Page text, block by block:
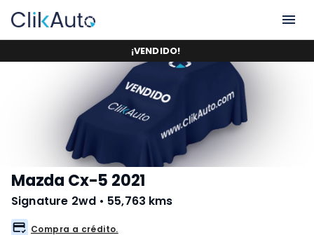
¡VENDIDO!
Mazda Cx-5 2021
Signature 2wd • 55,763 kms
Compra a crédito.